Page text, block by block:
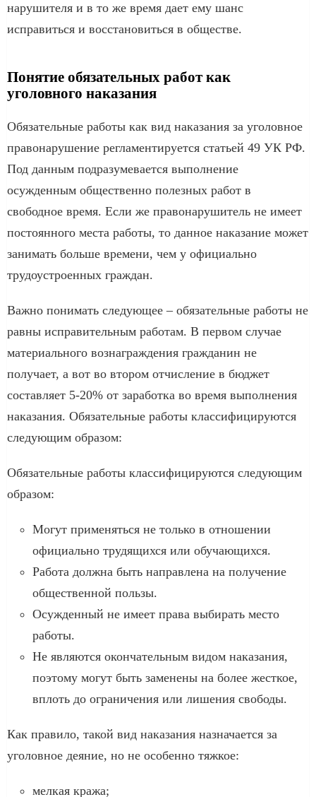
нарушителя и в то же время дает ему шанс
исправиться и восстановиться в обществе.
Понятие обязательных работ как
уголовного наказания
Обязательные работы как вид наказания за уголовное
правонарушение регламентируется статьей 49 УК РФ.
Под данным подразумевается выполнение
осужденным общественно полезных работ в
свободное время. Если же правонарушитель не имеет
постоянного места работы, то данное наказание может
занимать больше времени, чем у официально
трудоустроенных граждан.
Важно понимать следующее – обязательные работы не
равны исправительным работам. В первом случае
материального вознаграждения гражданин не
получает, а вот во втором отчисление в бюджет
составляет 5-20% от заработка во время выполнения
наказания. Обязательные работы классифицируются
следующим образом:
Обязательные работы классифицируются следующим
образом:
Могут применяться не только в отношении
официально трудящихся или обучающихся.
Работа должна быть направлена на получение
общественной пользы.
Осужденный не имеет права выбирать место
работы.
Не являются окончательным видом наказания,
поэтому могут быть заменены на более жесткое,
вплоть до ограничения или лишения свободы.
Как правило, такой вид наказания назначается за
уголовное деяние, но не особенно тяжкое:
мелкая кража;